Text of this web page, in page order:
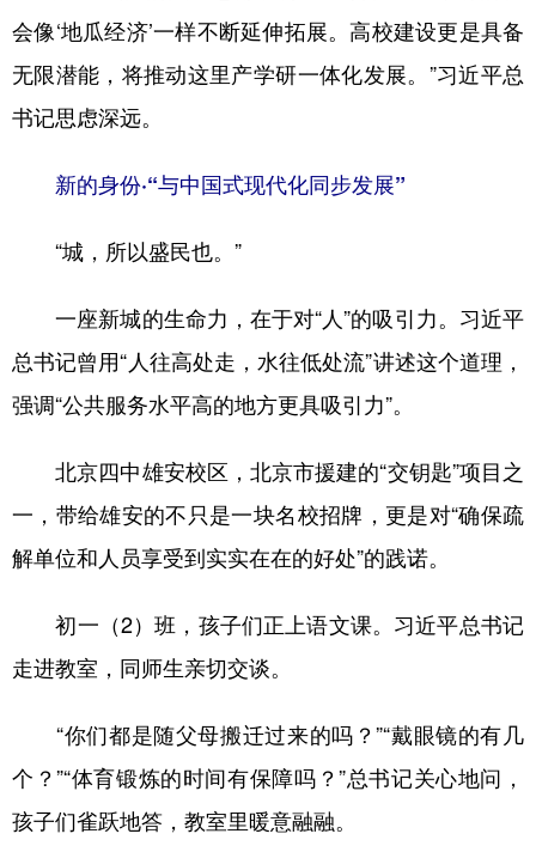
会像‘地瓜经济’一样不断延伸拓展。高校建设更是具备
无限潜能，将推动这里产学研一体化发展。”习近平总
书记思虑深远。
新的身份·“与中国式现代化同步发展”
“城，所以盛民也。”
一座新城的生命力，在于对“人”的吸引力。习近平
总书记曾用“人往高处走，水往低处流”讲述这个道理，
强调“公共服务水平高的地方更具吸引力”。
北京四中雄安校区，北京市援建的“交钥匙”项目之
一，带给雄安的不只是一块名校招牌，更是对“确保疏
解单位和人员享受到实实在在的好处”的践诺。
初一（2）班，孩子们正上语文课。习近平总书记
走进教室，同师生亲切交谈。
“你们都是随父母搬迁过来的吗？”“戴眼镜的有几
个？”“体育锻炼的时间有保障吗？”总书记关心地问，
孩子们雀跃地答，教室里暖意融融。